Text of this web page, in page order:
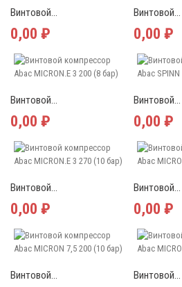
Винтовой...
0,00 ₽
Винтовой...
0,00 ₽
Винтовой...
0,00 ₽
Винтовой...
0,00 ₽
Винтовой...
0,00 ₽
Винтовой...
0,00 ₽
Винтовой... Винтовой...